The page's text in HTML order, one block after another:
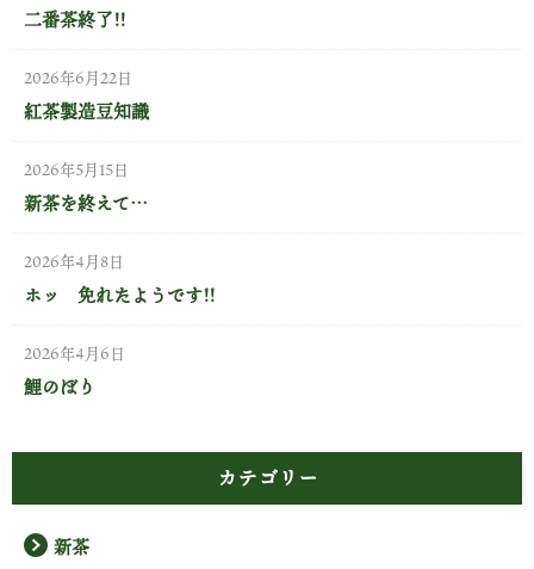
5月 新芽がチラホラ
8月 猛暑にひたすら耐えるのみ
二番茶終了!!
紅茶製造豆知識
2026年6月22日
新茶を終えて…
2026年5月15日
ホッ 免れたようです!!
2026年4月8日
鯉のぼり
2026年4月6日
カテゴリー
新茶